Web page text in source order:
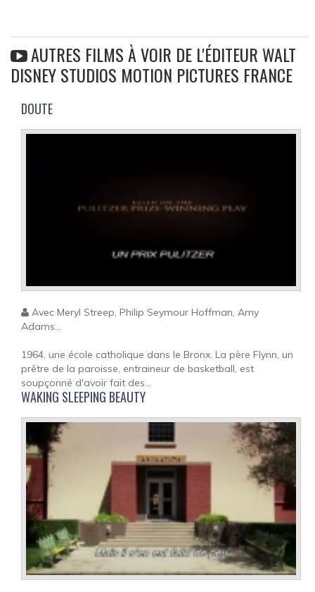
AUTRES FILMS À VOIR DE L'ÉDITEUR WALT
DISNEY STUDIOS MOTION PICTURES FRANCE
DOUTE
Avec Meryl Streep, Philip Seymour Hoffman, Amy
Adams...
1964, une école catholique dans le Bronx. La père Flynn, un
prêtre de la paroisse, entraineur de basketball, est
soupçonné d'avoir fait des...
WAKING SLEEPING BEAUTY